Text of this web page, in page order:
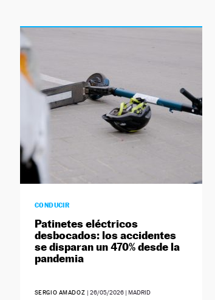
CONDUCIR
Patinetes eléctricos
desbocados: los accidentes
se disparan un 470% desde la
pandemia
SERGIO AMADOZ | 26/05/2026| MADRID